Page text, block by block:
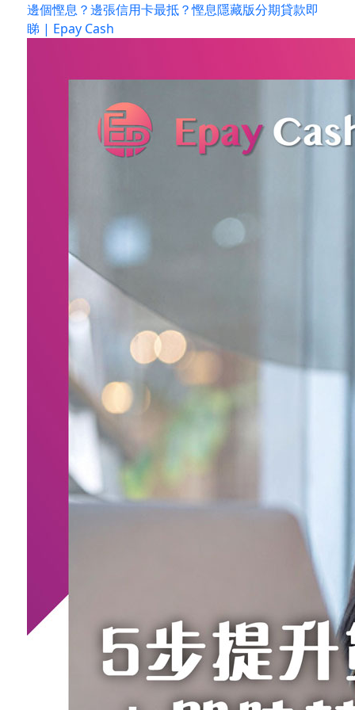
邊個慳息？邊張信用卡最抵？慳息隱藏版分期貸款即
睇 | Epay Cash